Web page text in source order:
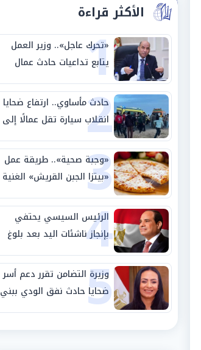
الأكثر قراءة
1
«تحرك عاجل».. وزير العمل
يتابع تداعيات حادث عمال
طريق بني سويف الصحراوي
2
حادث مأساوي.. ارتفاع ضحايا
انقلاب سيارة تقل عمالًا إلى
14 شخصًا
3
«وجبة صحية».. طريقة عمل
«بيتزا الجبن القريش» الغنية
بالبروتين
4
الرئيس السيسي يحتفي
بإنجاز ناشئات اليد بعد بلوغ
نصف نهائي كأس العالم
5
وزيرة التضامن تقرر دعم أسر
ضحايا حادث نفق الودي ببني
سويف